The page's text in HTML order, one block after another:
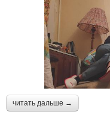
читать дальше →